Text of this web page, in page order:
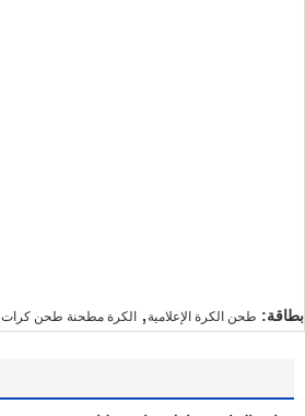
بطاقة: طحن الكرة الإعلامية الكرة مطحنة طحن كرات